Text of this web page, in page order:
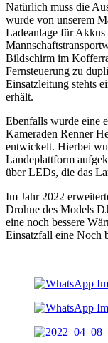
Natürlich muss die
wurde von unserem
Ladeanlage für Akkus
Bildschirm im
Fernsteuerung zu
Einsatzleitung stehts
erhält.
Ebenfalls wurde eine
Kameraden Renner
entwickelt. Hierbei
Landeplattform
über LEDs, die das
Im Jahr 2022
Drohne des Models
eine noch bessere
Einsatzfall eine Noch